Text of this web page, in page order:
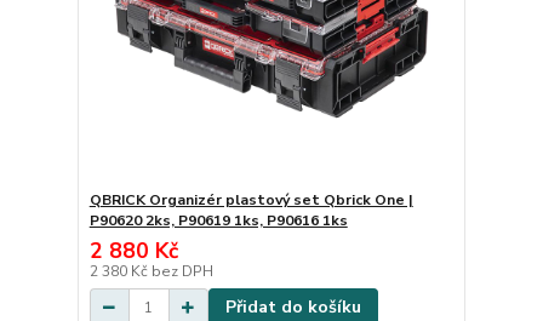
QBRICK Organizér plastový set Qbrick One |
P90620 2ks, P90619 1ks, P90616 1ks
2 880 Kč
2 380 Kč bez DPH
Přidat do košíku